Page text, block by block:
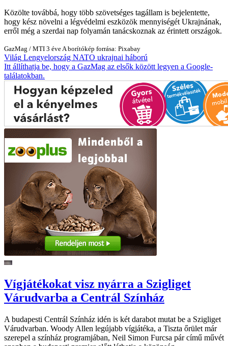
Közölte továbbá, hogy több szövetséges tagállam is bejelentette,
hogy kész növelni a légvédelmi eszközök mennyiségét Ukrajnának,
erről még a szerdai nap folyamán tanácskoznak az érintett országok.
GazMag / MTI 3 éve A borítókép forrása: Pixabay
Világ Lengyelország NATO ukrajnai háború
Itt állíthatja be, hogy a GazMag az elsők között legyen a Google-
találatokban.
Vígjátékokat visz nyárra a Szigliget
Várudvarba a Centrál Színház
A budapesti Centrál Színház idén is két darabot mutat be a Szigliget
Várudvarban. Woody Allen legújabb vígjátéka, a Tiszta őrület már
szerepel a színház programjában, Neil Simon Furcsa pár című művét